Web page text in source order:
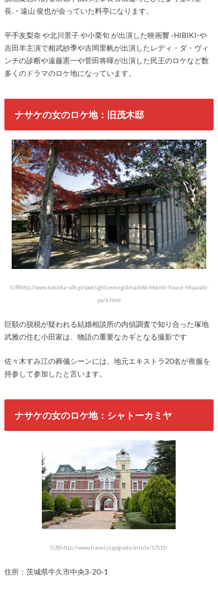
長.・遠山 俊也が会っていた料亭になります。
平手友梨奈 や北川景子 や小栗旬 が出演した映画響 -HIBIKI-や
吉田羊主演で相武紗季や吉岡里帆が出演したレディ・ダ・ヴィ
ンチの診断や遠藤憲一や菅田将暉が出演した民王のロケなど数
多くのドラマのロケ地になっています。
ナサケの女のロケ地：旧茂木邸
引用http://www.tomioka-silk.jp/spot/sightseeing/detail/old-Moteki-house-Miyazaki-
park.html
巨額の脱税が疑われる結婚相談所の内偵調査で知り合った塚地
武雅の住む小田家は、物語の重要なカギとなる撮影です
佐々木すみ江の葬儀シーンには、地元エキストラ20名が喪服を
持参して参加したと言います。
ナサケの女のロケ地：シャトーカミヤ
引用https://www.travel.co.jp/guide/article/17515/
住所：茨城県牛久市中央3-20-1